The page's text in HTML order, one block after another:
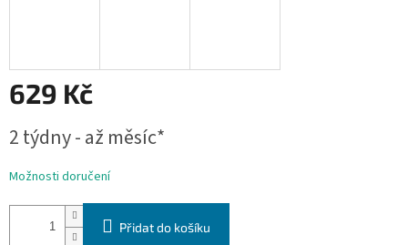
629 Kč
cena:
2 týdny - až měsíc*
Možnosti doručení
Přidat do košíku